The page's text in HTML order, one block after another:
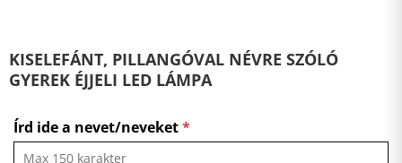
KISELEFÁNT, PILLANGÓVAL NÉVRE SZÓLÓ
GYEREK ÉJJELI LED LÁMPA
Írd ide a nevet/neveket*